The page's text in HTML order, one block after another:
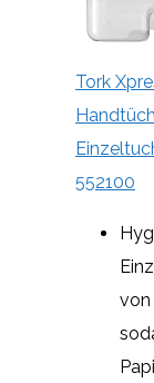
Tork
552100
von